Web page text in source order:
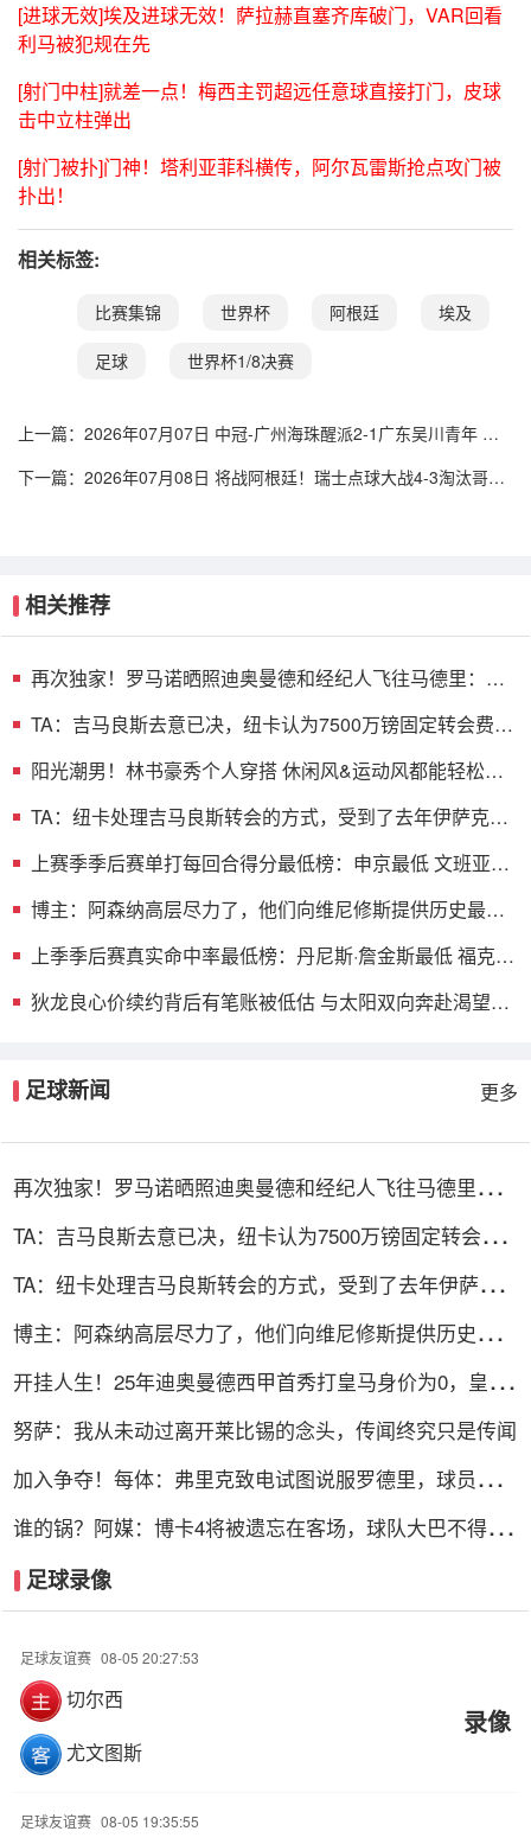
[进球无效]埃及进球无效！萨拉赫直塞齐库破门，VAR回看
利马被犯规在先
[射门中柱]就差一点！梅西主罚超远任意球直接打门，皮球
击中立柱弹出
[射门被扑]门神！塔利亚菲科横传，阿尔瓦雷斯抢点攻门被
扑出！
相关标签:
比赛集锦 世界杯 阿根廷 埃及
足球 世界杯1/8决赛
上一篇： 2026年07月07日 中冠-广州海珠醒派2-1广东吴川青年 黎
下一篇： 2026年07月08日 将战阿根廷！瑞士点球大战4-3淘汰哥伦
相关推荐
再次独家！罗马诺晒照迪奥曼德和经纪人飞往马德里：首
TA：吉马良斯去意已决，纽卡认为7500万镑固定转会费已
阳光潮男！林书豪秀个人穿搭 休闲风&运动风都能轻松驾
TA：纽卡处理吉马良斯转会的方式，受到了去年伊萨克离
上赛季季后赛单打每回合得分最低榜：申京最低 文班亚马
博主：阿森纳高层尽力了，他们向维尼修斯提供历史最丰
上季季后赛真实命中率最低榜：丹尼斯·詹金斯最低 福克斯
狄龙良心价续约背后有笔账被低估 与太阳双向奔赴渴望终
足球新闻 更多
再次独家！罗马诺晒照迪奥曼德和经纪人飞往马德里：首
TA：吉马良斯去意已决，纽卡认为7500万镑固定转会费
TA：纽卡处理吉马良斯转会的方式，受到了去年伊萨克
博主：阿森纳高层尽力了，他们向维尼修斯提供历史最丰
开挂人生！25年迪奥曼德西甲首秀打皇马身价为0，皇马
努萨：我从未动过离开莱比锡的念头，传闻终究只是传闻
加入争夺！每体：弗里克致电试图说服罗德里，球员暂缓
谁的锅？阿媒：博卡4将被遗忘在客场，球队大巴不得不
足球录像
足球友谊赛 08-05 20:27:53
切尔西
尤文图斯
录像
足球友谊赛 08-05 19:35:55